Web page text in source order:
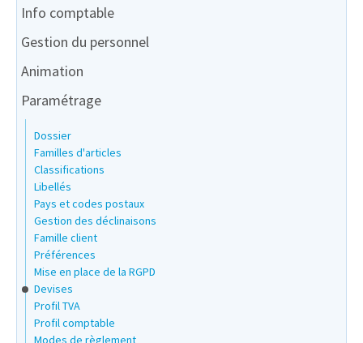
Info comptable
Gestion du personnel
Animation
Paramétrage
Dossier
Familles d'articles
Classifications
Libellés
Pays et codes postaux
Gestion des déclinaisons
Famille client
Préférences
Mise en place de la RGPD
Devises
Profil TVA
Profil comptable
Modes de règlement